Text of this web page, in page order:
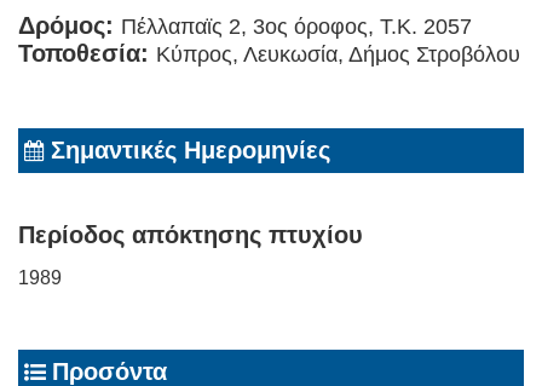
Δρόμος: Πέλλαπαϊς 2, 3ος όροφος, T.K. 2057
Τοποθεσία: Κύπρος, Λευκωσία, Δήμος Στροβόλου
Σημαντικές Ημερομηνίες
Περίοδος απόκτησης πτυχίου
1989
Προσόντα